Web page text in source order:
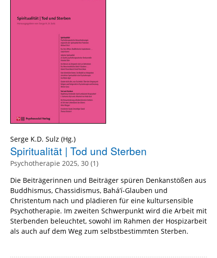
Serge K.D. Sulz (Hg.)
Spiritualität | Tod und Sterben
Psychotherapie 2025, 30 (1)
Die Beiträgerinnen und Beiträger spüren Denkanstößen aus
Buddhismus, Chassidismus, Bahá’í-Glauben und
Christentum nach und plädieren für eine kultursensible
Psychotherapie. Im zweiten Schwerpunkt wird die Arbeit mit
Sterbenden beleuchtet, sowohl im Rahmen der Hospizarbeit
als auch auf dem Weg zum selbstbestimmten Sterben.